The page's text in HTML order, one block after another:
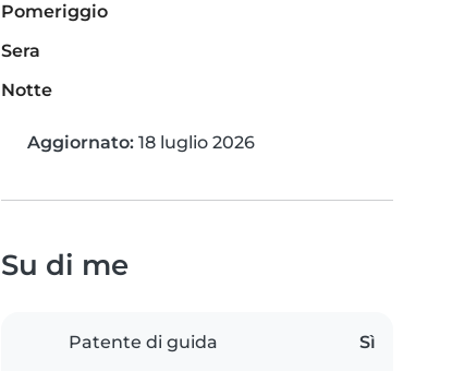
Pomeriggio
Sera
Notte
Aggiornato: 18 luglio 2026
Su di me
Patente di guida Sì